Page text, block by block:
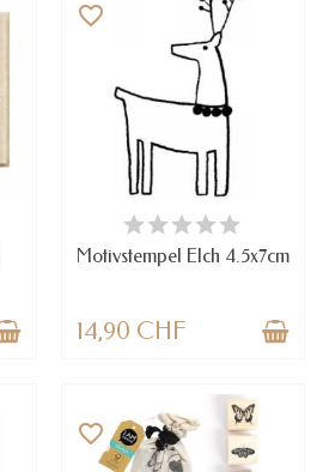
VERFÜGBAR
favorite_border
Motivstempel Elch 4.5x7cm
14,90 CHF
favorite_border